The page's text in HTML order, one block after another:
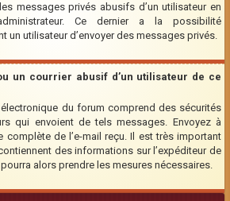
messages privés abusifs d’un utilisateur en
Ce dernier a la possibilité
un utilisateur d’envoyer des messages privés.
un courrier abusif d’un utilisateur de ce
du forum comprend des sécurités
qui envoient de tels messages. Envoyez à
complète de l’e-mail reçu. Il est très important
des informations sur l’expéditeur de
pourra alors prendre les mesures nécessaires.